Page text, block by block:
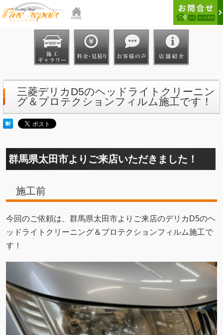
三菱デリカD5のヘッドライトクリーニン
グ＆プロテクションフィルム施工です！
群馬県太田市よりご来店いただきました！
施工前
今回のご依頼は、群馬県太田市よりご来店のデリカD5のヘ
ッドライトクリーニング＆プロテクションフィルム施工で
す！